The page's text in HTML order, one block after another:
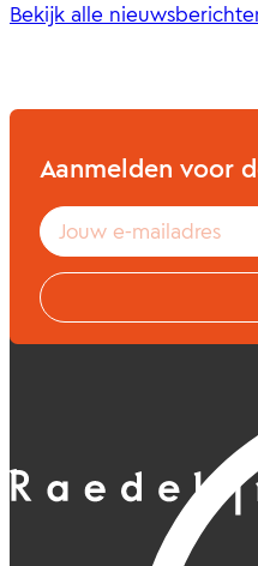
Bekijk alle
Aanmelden voor